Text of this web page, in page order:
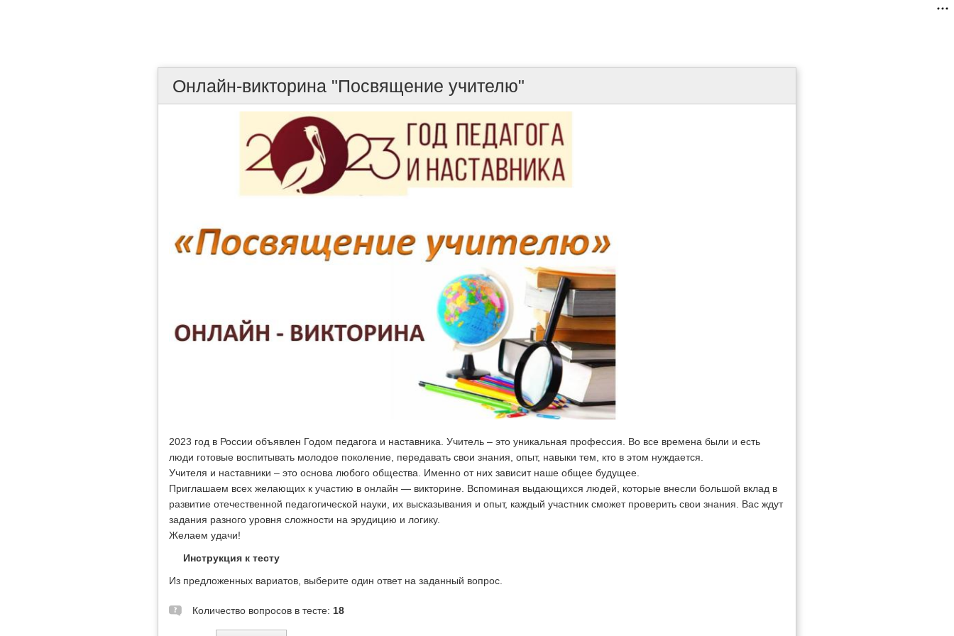
Онлайн-викторина "Посвящение учителю"
2023 год в России объявлен Годом педагога и наставника. Учитель – это уникальная профессия. Во все времена были и есть
люди готовые воспитывать молодое поколение, передавать свои знания, опыт, навыки тем, кто в этом нуждается.
Учителя и наставники – это основа любого общества. Именно от них зависит наше общее будущее.
Приглашаем всех желающих к участию в онлайн — викторине. Вспоминая выдающихся людей, которые внесли большой вклад в
развитие отечественной педагогической науки, их высказывания и опыт, каждый участник сможет проверить свои знания. Вас ждут
задания разного уровня сложности на эрудицию и логику.
Желаем удачи!
Инструкция к тесту
Из предложенных вариатов, выберите один ответ на заданный вопрос.
Количество вопросов в тесте: 18